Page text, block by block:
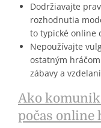
Dodržiavajte
rozhodnutia
to typické online
Nepoužívajte
ostatným
zábavy a
Ako
počas online